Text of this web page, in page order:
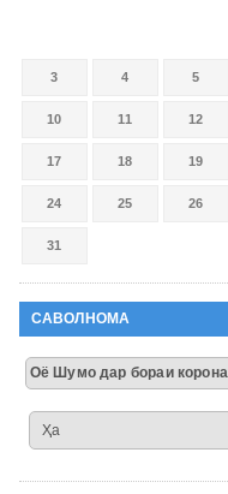
3 4 5
10 11 12
17 18 19
24 25 26
31
САВОЛНОМА
Оё Шумо дар бораи
Ҳа